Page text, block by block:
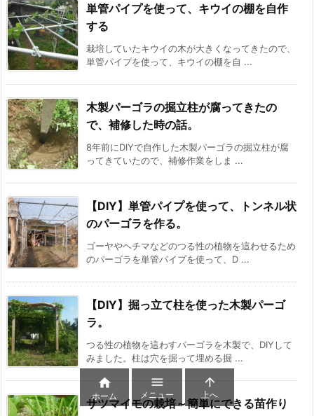
単管パイプを使って、キウイの棚を自作
する
栽培していたキウイの木が大きくなってきたので、
単管パイプを使って、キウイの棚を自 ...
木製パーゴラの掘立柱が腐ってきたの
で、補修した時の話。
8年前にDIYで自作した木製パーゴラの掘立柱が腐
ってきていたので、補修作業をしま ...
【DIY】単管パイプを使って、トンネル状
のパーゴラを作る。
ゴーヤやヘチマなどのつる性の植物を這わせるため
のパーゴラを単管パイプを使って、D ...
【DIY】掘っ立て柱を使った木製パーゴ
ラ。
つる性の植物を這わすパーゴラを木製で、DIYして
みました。柱は穴を掘って埋める掘 ...
サツマイモの栽培～簡単にできる苗作り

ホーム

メニュー

上へ